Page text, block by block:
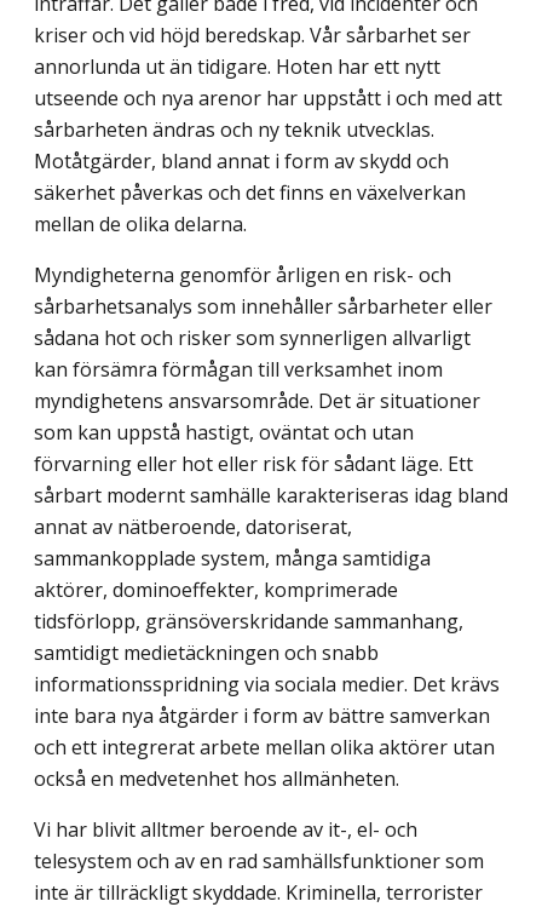
kriser och vid höjd beredskap. Vår sårbarhet ser
annorlunda ut än tidigare. Hoten har ett nytt
utseende och nya arenor har uppstått i och med att
sårbarheten ändras och ny teknik utvecklas.
Motåtgärder, bland annat i form av skydd och
säkerhet påverkas och det finns en växelverkan
mellan de olika delarna.
Myndigheterna genomför årligen en risk- och
sårbarhetsanalys som innehåller sårbarheter eller
sådana hot och risker som synnerligen allvarligt
kan försämra förmågan till verksamhet inom
myndighetens ansvarsområde. Det är situationer
som kan uppstå hastigt, oväntat och utan
förvarning eller hot eller risk för sådant läge. Ett
sårbart modernt samhälle karakteriseras idag bland
annat av nätberoende, datoriserat,
sammankopplade system, många samtidiga
aktörer, dominoeffekter, komprimerade
tidsförlopp, gränsöverskridande sammanhang,
samtidigt medietäckningen och snabb
informationsspridning via sociala medier. Det krävs
inte bara nya åtgärder i form av bättre samverkan
och ett integrerat arbete mellan olika aktörer utan
också en medvetenhet hos allmänheten.
Vi har blivit alltmer beroende av it-, el- och
telesystem och av en rad samhällsfunktioner som
inte är tillräckligt skyddade. Kriminella, terrorister